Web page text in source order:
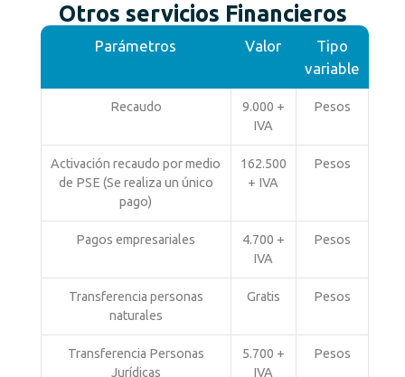
Otros servicios Financieros
Parámetros Valor
Tipo
variable
Recaudo
9.000 +
IVA
Pesos
Activación recaudo por medio
de PSE (Se realiza un único
pago)
162.500
+ IVA
Pesos
Pagos empresariales
4.700 +
IVA
Pesos
Transferencia personas
naturales
Gratis Pesos
Transferencia Personas
Jurídicas
5.700 +
IVA
Pesos